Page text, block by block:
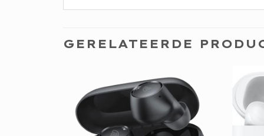
GERELATEERDE